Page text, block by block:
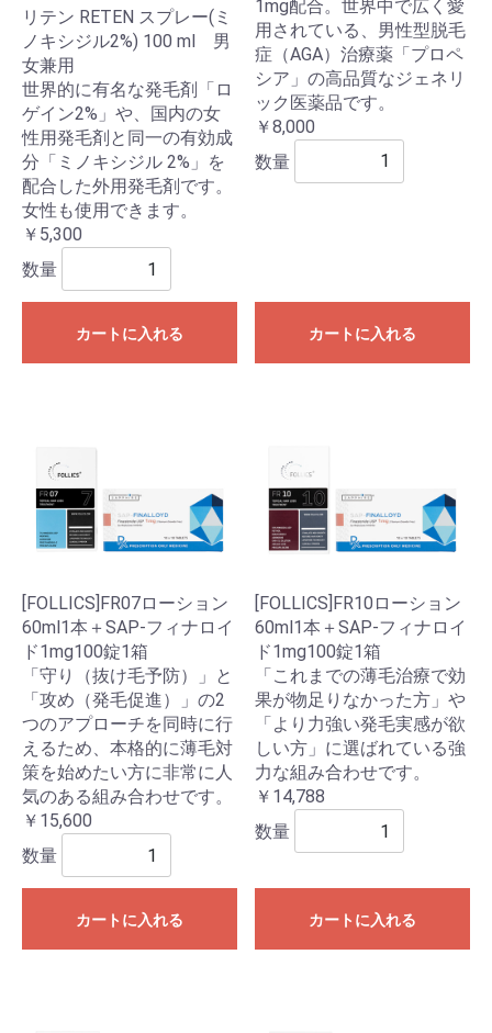
リテン RETEN スプレー(ミ
ノキシジル2%) 100 ml 男
女兼用
世界的に有名な発毛剤「ロ
ゲイン2%」や、国内の女
性用発毛剤と同一の有効成
分「ミノキシジル 2%」を
配合した外用発毛剤です。
女性も使用できます。
￥5,300
数量
カートに入れる
1mg配合。世界中で広く愛
用されている、男性型脱毛
症（AGA）治療薬「プロペ
シア」の高品質なジェネリ
ック医薬品です。
￥8,000
数量
カートに入れる
[FOLLICS]FR07ローション
60ml1本＋SAP-フィナロイ
ド1mg100錠1箱
「守り（抜け毛予防）」と
「攻め（発毛促進）」の2
つのアプローチを同時に行
えるため、本格的に薄毛対
策を始めたい方に非常に人
気のある組み合わせです。
￥15,600
数量
カートに入れる
[FOLLICS]FR10ローション
60ml1本＋SAP-フィナロイ
ド1mg100錠1箱
「これまでの薄毛治療で効
果が物足りなかった方」や
「より力強い発毛実感が欲
しい方」に選ばれている強
力な組み合わせです。
￥14,788
数量
カートに入れる